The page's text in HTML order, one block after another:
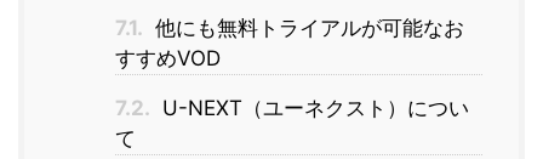
7.1. 他にも無料トライアルが可能なお
すすめVOD
7.2. U-NEXT（ユーネクスト）につい
て